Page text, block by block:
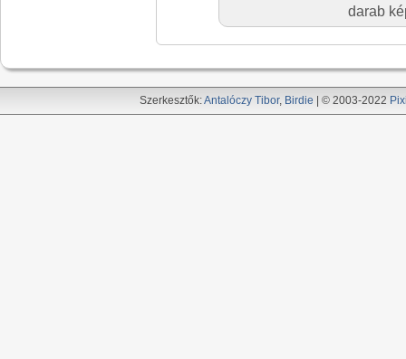
darab
Szerkesztők:Antalóczy Tibor, Birdie | © 2003-2022